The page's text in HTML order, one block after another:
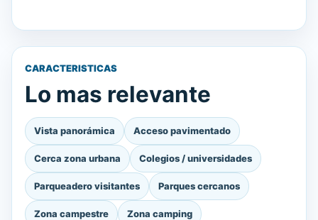
CARACTERISTICAS
Lo mas relevante
Vista panorámica Acceso pavimentado
Cerca zona urbana Colegios / universidades
Parqueadero visitantes Parques cercanos
Zona campestre Zona camping